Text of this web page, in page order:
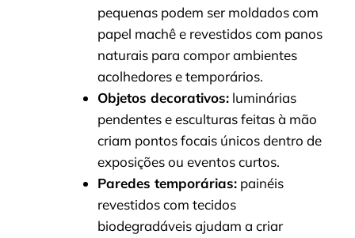
pequenas podem ser moldados com
papel machê e revestidos com panos
naturais para compor ambientes
acolhedores e temporários.
Objetos decorativos: luminárias
pendentes e esculturas feitas à mão
criam pontos focais únicos dentro de
exposições ou eventos curtos.
Paredes temporárias: painéis
revestidos com tecidos
biodegradáveis ajudam a criar